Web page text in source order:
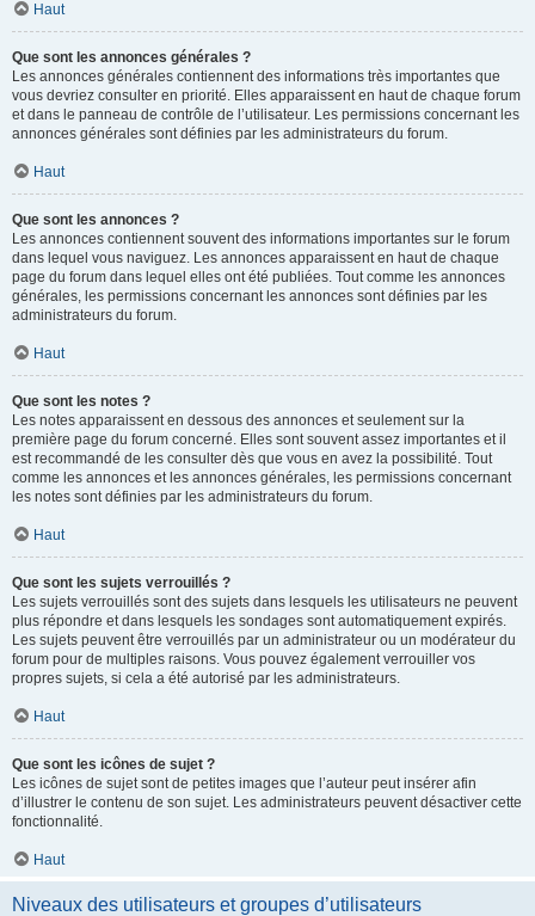
Haut
Que sont les annonces générales ?
Les annonces générales contiennent des informations très importantes que
vous devriez consulter en priorité. Elles apparaissent en haut de chaque forum
et dans le panneau de contrôle de l’utilisateur. Les permissions concernant les
annonces générales sont définies par les administrateurs du forum.
Haut
Que sont les annonces ?
Les annonces contiennent souvent des informations importantes sur le forum
dans lequel vous naviguez. Les annonces apparaissent en haut de chaque
page du forum dans lequel elles ont été publiées. Tout comme les annonces
générales, les permissions concernant les annonces sont définies par les
administrateurs du forum.
Haut
Que sont les notes ?
Les notes apparaissent en dessous des annonces et seulement sur la
première page du forum concerné. Elles sont souvent assez importantes et il
est recommandé de les consulter dès que vous en avez la possibilité. Tout
comme les annonces et les annonces générales, les permissions concernant
les notes sont définies par les administrateurs du forum.
Haut
Que sont les sujets verrouillés ?
Les sujets verrouillés sont des sujets dans lesquels les utilisateurs ne peuvent
plus répondre et dans lesquels les sondages sont automatiquement expirés.
Les sujets peuvent être verrouillés par un administrateur ou un modérateur du
forum pour de multiples raisons. Vous pouvez également verrouiller vos
propres sujets, si cela a été autorisé par les administrateurs.
Haut
Que sont les icônes de sujet ?
Les icônes de sujet sont de petites images que l’auteur peut insérer afin
d’illustrer le contenu de son sujet. Les administrateurs peuvent désactiver cette
fonctionnalité.
Haut
Niveaux des utilisateurs et groupes d’utilisateurs